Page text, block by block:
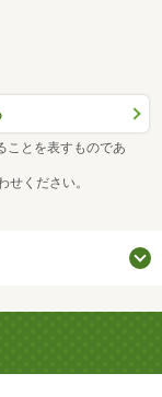
ことを表すものであ
ください。